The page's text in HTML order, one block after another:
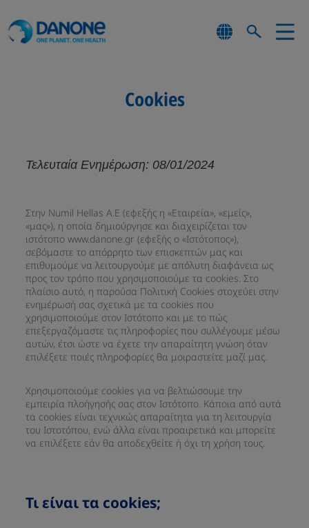
Cookies
Τελευταία Ενημέρωση: 08/01/2024
Στην Numil Hellas Α.Ε (εφεξής η «Εταιρεία», «εμείς»,
«μας»), η οποία δημιούργησε και διαχειρίζεται τον
ιστότοπο www.danone.gr (εφεξής ο «Ιστότοπος»),
σεβόμαστε το απόρρητο των επισκεπτών μας και
επιθυμούμε να λειτουργούμε με απόλυτη διαφάνεια ως
προς τον τρόπο που χρησιμοποιούμε τα cookies. Στο
πλαίσιο αυτό, η παρούσα Πολιτική Cookies στοχεύει στην
ενημέρωσή σας σχετικά με τα cookies που
χρησιμοποιούμε στον Ιστότοπο και με το πώς
επεξεργαζόμαστε τις πληροφορίες που συλλέγουμε μέσω
αυτών, έτσι ώστε να έχετε την απαραίτητη γνώση όταν
επιλέξετε ποιές πληροφορίες θα μοιραστείτε μαζί μας.
Χρησιμοποιούμε cookies για να βελτιώσουμε την
εμπειρία πλοήγησής σας στον Ιστότοπο. Κάποια από αυτά
τα cookies είναι τεχνικώς απαραίτητα για τη λειτουργία
του Ιστοτόπου, ενώ άλλα είναι προαιρετικά και μπορείτε
να επιλέξετε εάν θα αποδεχθείτε ή όχι τη χρήση τους.
Τι είναι τα cookies;